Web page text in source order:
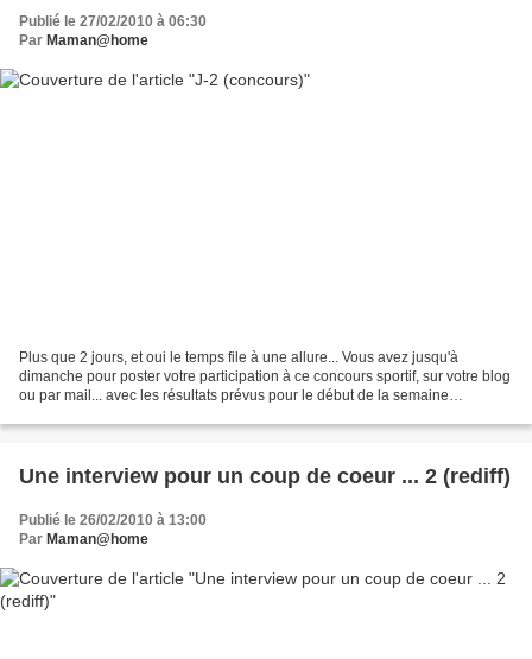
Publié le 27/02/2010 à 06:30
Par Maman@home
Plus que 2 jours, et oui le temps file à une allure... Vous avez jusqu'à
dimanche pour poster votre participation à ce concours sportif, sur votre blog
ou par mail... avec les résultats prévus pour le début de la semaine
Une interview pour un coup de coeur ... 2 (rediff)
Publié le 26/02/2010 à 13:00
Par Maman@home